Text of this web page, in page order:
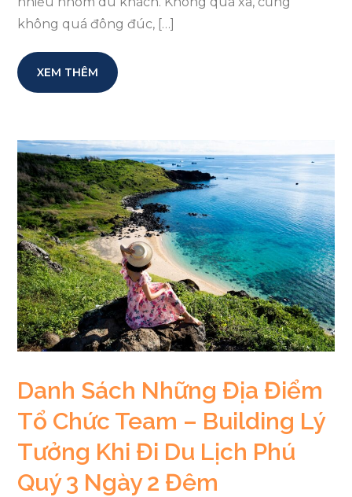
không quá đông đúc, […]
XEM THÊM
Danh Sách Những Địa Điểm
Tổ Chức Team – Building Lý
Tưởng Khi Đi Du Lịch Phú
Quý 3 Ngày 2 Đêm